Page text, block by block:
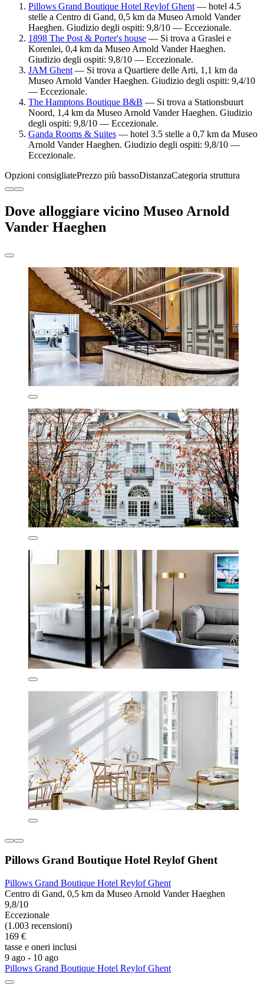
Pillows Grand Boutique Hotel Reylof Ghent — hotel 4.5
stelle a Centro di Gand, 0,5 km da Museo Arnold Vander
Haeghen. Giudizio degli ospiti: 9,8/10 — Eccezionale.
1898 The Post & Porter's house — Si trova a Graslei e
Korenlei, 0,4 km da Museo Arnold Vander Haeghen.
Giudizio degli ospiti: 9,8/10 — Eccezionale.
JAM Ghent — Si trova a Quartiere delle Arti, 1,1 km da
Museo Arnold Vander Haeghen. Giudizio degli ospiti: 9,4/10
— Eccezionale.
The Hamptons Boutique B&B — Si trova a Stationsbuurt
Noord, 1,4 km da Museo Arnold Vander Haeghen. Giudizio
degli ospiti: 9,8/10 — Eccezionale.
Ganda Rooms & Suites — hotel 3.5 stelle a 0,7 km da Museo
Arnold Vander Haeghen. Giudizio degli ospiti: 9,8/10 —
Eccezionale.
Opzioni consigliatePrezzo più bassoDistanzaCategoria struttura
Dove alloggiare vicino Museo Arnold
Vander Haeghen
Pillows Grand Boutique Hotel Reylof Ghent
Pillows Grand Boutique Hotel Reylof Ghent
Centro di Gand, 0,5 km da Museo Arnold Vander Haeghen
9,8/10
Eccezionale
(1.003 recensioni)
169 €
tasse e oneri inclusi
9 ago - 10 ago
Pillows Grand Boutique Hotel Reylof Ghent